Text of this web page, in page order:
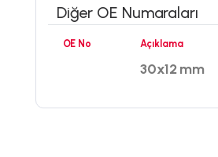
Diğer OE Numaraları
OE No Açıklama
30x12 mm